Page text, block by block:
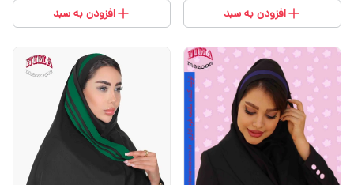
افزودن به سبد افزودن به سبد